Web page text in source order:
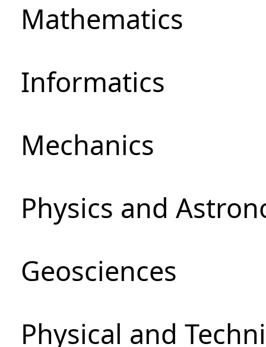
Mathematics
Informatics
Mechanics
Physics and
Geosciences
Physical and